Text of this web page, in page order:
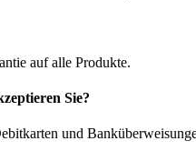
auf alle Produkte.
Sie?
und